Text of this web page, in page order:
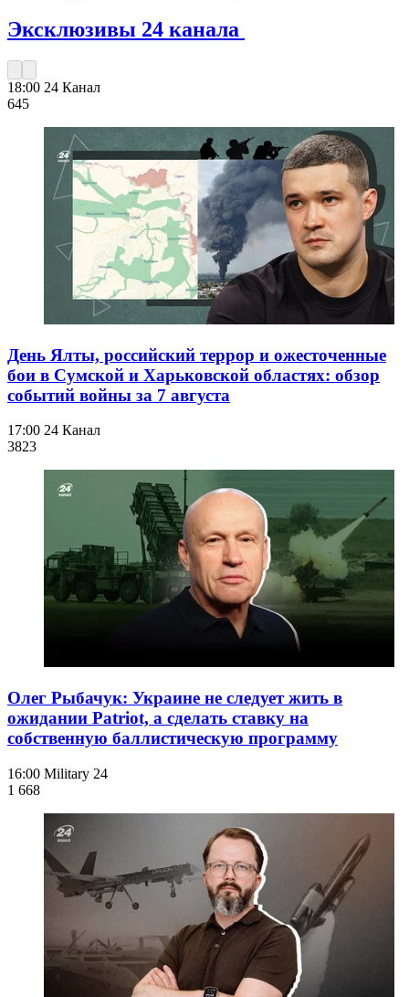
Эксклюзивы 24 канала
18:00 24 Канал
645
День Ялты, российский террор и ожесточенные
бои в Сумской и Харьковской областях: обзор
событий войны за 7 августа
17:00 24 Канал
3823
Олег Рыбачук: Украине не следует жить в
ожидании Patriot, а сделать ставку на
собственную баллистическую программу
16:00 Military 24
1 668